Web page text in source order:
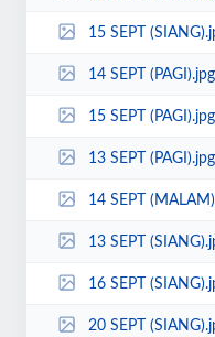
15 SEPT
14 SEPT (PAGI).jpg
15 SEPT (PAGI).jpg
13 SEPT (PAGI).jpg
14 SEPT
13 SEPT
16 SEPT
20 SEPT